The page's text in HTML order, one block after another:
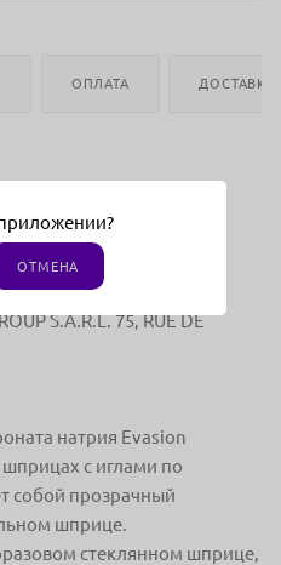
ОПЛАТА ДОСТАВКА
S.A.R.L. 75, RUE DE
натрия Evasion
с иглами по
собой прозрачный
шприце.
стеклянном шприце,
ОТМЕНА